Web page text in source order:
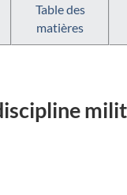
la
défense
nationale
sur
défense
Table des
matières